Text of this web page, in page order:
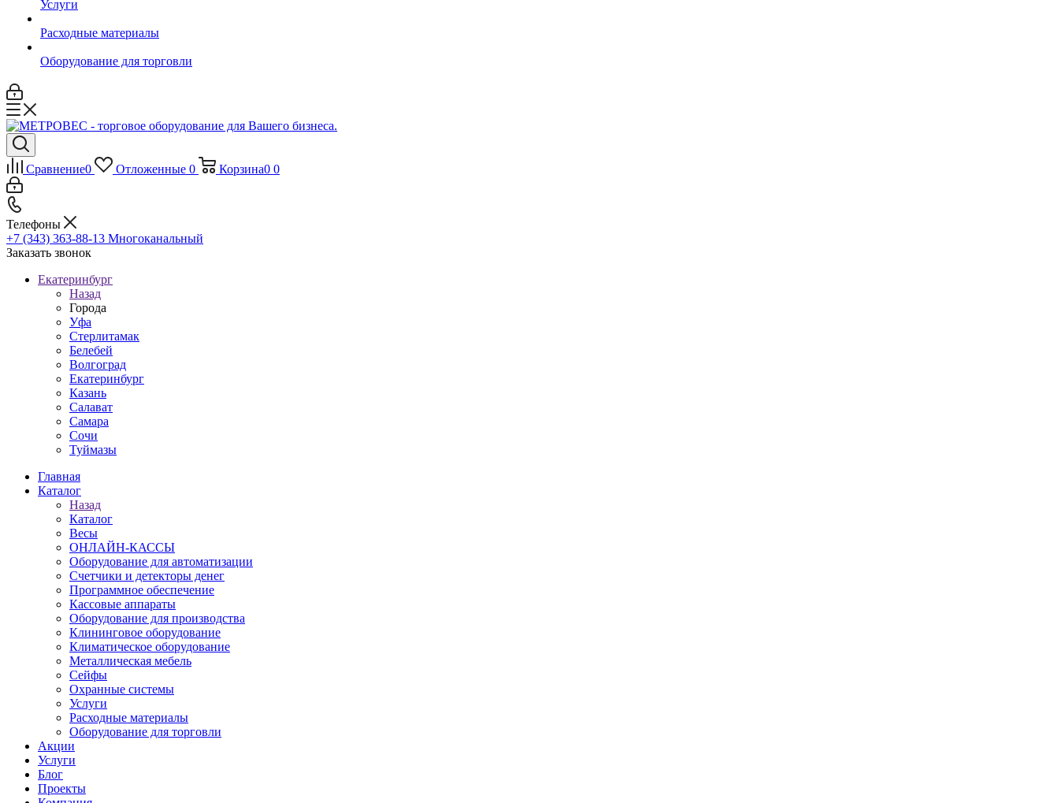
Услуги
Расходные материалы
Оборудование для торговли
Сравнение0 Отложенные 0 Корзина0 0
Телефоны
+7 (343) 363-88-13 Многоканальный
Заказать звонок
Екатеринбург
Назад
Города
Уфа
Стерлитамак
Белебей
Волгоград
Екатеринбург
Казань
Салават
Самара
Сочи
Туймазы
Главная
Каталог
Назад
Каталог
Весы
ОНЛАЙН-КАССЫ
Оборудование для автоматизации
Счетчики и детекторы денег
Программное обеспечение
Кассовые аппараты
Оборудование для производства
Клининговое оборудование
Климатическое оборудование
Металлическая мебель
Сейфы
Охранные системы
Услуги
Расходные материалы
Оборудование для торговли
Акции
Услуги
Блог
Проекты